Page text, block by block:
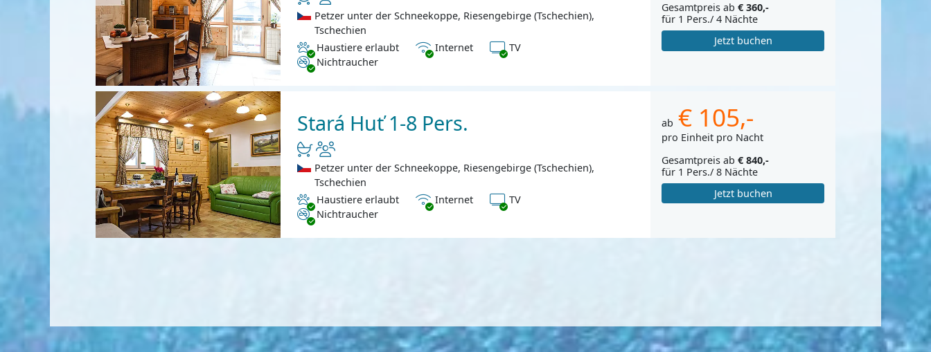
Petzer unter der Schneekoppe, Riesengebirge (Tschechien),
Tschechien
Haustiere erlaubt
Haustiere erlaubt InternetInternet TV
TV
Nichtraucher
Nichtraucher
Gesamtpreis ab € 360,-
für 1 Pers./ 4 Nächte
Jetzt buchen
Stará Huť 1-8 Pers.
Petzer unter der Schneekoppe, Riesengebirge (Tschechien),
Tschechien
Haustiere erlaubt
Haustiere erlaubt InternetInternet TV
TV
Nichtraucher
Nichtraucher
ab € 105,-
pro Einheit pro Nacht
Gesamtpreis ab € 840,-
für 1 Pers./ 8 Nächte
Jetzt buchen